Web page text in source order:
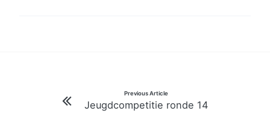
navigatie
Previous Article
Jeugdcompetitie ronde 14